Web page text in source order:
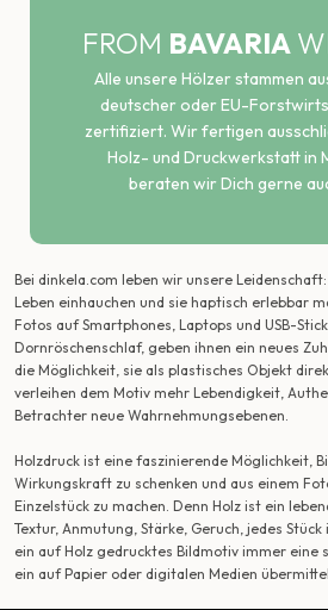
FROM BAVARIA
Alle unsere Hölzer stammen
deutscher oder EU-
zertifiziert. Wir fertigen
Holz- und Druckwerkstatt in
beraten wir Dich gerne
Bei dinkela.com leben wir unsere
Leben einhauchen und sie haptisch erlebbar
Fotos auf Smartphones, Laptops und USB-
Dornröschenschlaf, geben ihnen ein neues
die Möglichkeit, sie als plastisches Objekt
verleihen dem Motiv mehr Lebendigkeit,
Betrachter neue Wahrnehmungsebenen.
Holzdruck ist eine faszinierende Möglichkeit,
Wirkungskraft zu schenken und aus einem
Einzelstück zu machen. Denn Holz ist ein
Textur, Anmutung, Stärke, Geruch, jedes
ein auf Holz gedrucktes Bildmotiv immer eine
ein auf Papier oder digitalen Medien